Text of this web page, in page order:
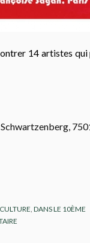
14 artistes
CULTURE ,DANS LE 10ÈME